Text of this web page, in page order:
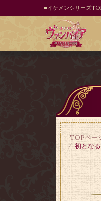
■イケメンシリーズ
TOPペー
初とな